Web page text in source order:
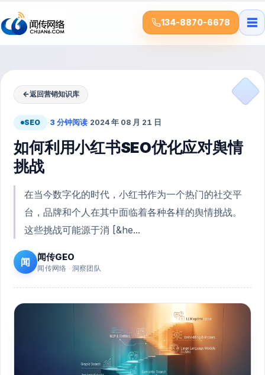
134-8870-6678 ☰
←返回营销知识库
SEO ·3 分钟阅读·2024 年 08 月 21 日
如何利用小红书SEO优化应对舆情
挑战
在当今数字化的时代，小红书作为一个热门的社交平
台，品牌和个人在其中面临着各种各样的舆情挑战。
这些挑战可能源于消 [&he...
闻 闻传GEO
闻传网络 · 洞察团队